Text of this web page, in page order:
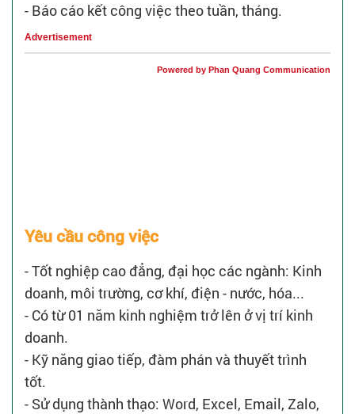
- Báo cáo kết công việc theo tuần, tháng.
Advertisement
Powered by Phan Quang Communication
Yêu cầu công việc
- Tốt nghiệp cao đẳng, đại học các ngành: Kinh
doanh, môi trường, cơ khí, điện - nước, hóa...
- Có từ 01 năm kinh nghiệm trở lên ở vị trí kinh
doanh.
- Kỹ năng giao tiếp, đàm phán và thuyết trình
tốt.
- Sử dụng thành thạo: Word, Excel, Email, Zalo,